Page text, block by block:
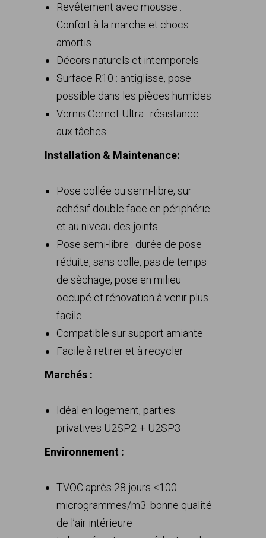
Revêtement avec mousse :
Confort à la marche et chocs
amortis
Décors naturels et intemporels
Surface R10 : antiglisse, pose
possible dans les pièces humides
Vernis Gernet Ultra : résistance
aux tâches
Installation & Maintenance:
Pose collée ou semi-libre, sur
adhésif double face en périphérie
et au niveau des joints
Pose semi-libre : durée de pose
réduite, sans colle, pas de temps
de sèchage, pose en milieu
occupé et rénovation à venir plus
facile
Compatible sur support amiante
Facile à retirer et à recycler
Marchés :
Idéal en logement, parties
privatives U2SP2 + U2SP3
Environnement :
TVOC après 28 jours <100
microgrammes/m3: bonne qualité
de l’air intérieure